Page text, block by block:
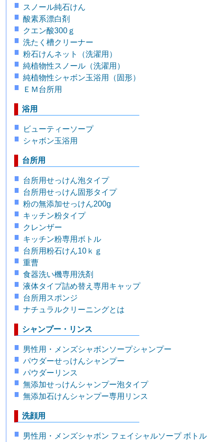
スノール純石けん
酸素系漂白剤
クエン酸300ｇ
洗たく槽クリーナー
粉石けんネット（洗濯用）
純植物性スノール（洗濯用）
純植物性シャボン玉浴用（固形）
ＥＭ台所用
浴用
ビューティーソープ
シャボン玉浴用
台所用
台所用せっけん泡タイプ
台所用せっけん固形タイプ
粉の無添加せっけん200g
キッチン粉タイプ
クレンザー
キッチン粉専用ボトル
台所用粉石けん10ｋｇ
重曹
食器洗い機専用洗剤
液体タイプ詰め替え専用キャップ
台所用スポンジ
ナチュラルクリーニングとは
シャンプー・リンス
男性用・メンズシャボンソープシャンプー
パウダーせっけんシャンプー
パウダーリンス
無添加せっけんシャンプー泡タイプ
無添加石けんシャンプー専用リンス
洗顔用
男性用・メンズシャボン フェイシャルソープ ボトル